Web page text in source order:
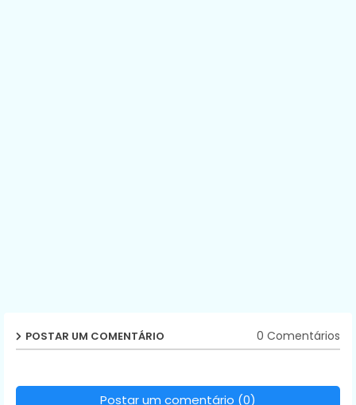
POSTAR UM COMENTÁRIO 0 Comentários
Postar um comentário (0)